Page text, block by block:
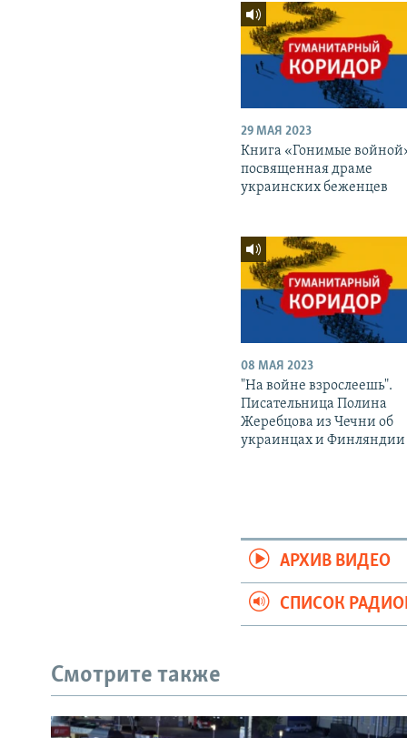
29 МАЯ 2023
Книга «Гонимые
посвященная драме
украинских беженцев
08 МАЯ 2023
"На войне взрослеешь".
Писательница Полина
Жеребцова из Чечни об
украинцах и Финляндии
АРХИВ ВИДЕО
СПИСОК
Смотрите также